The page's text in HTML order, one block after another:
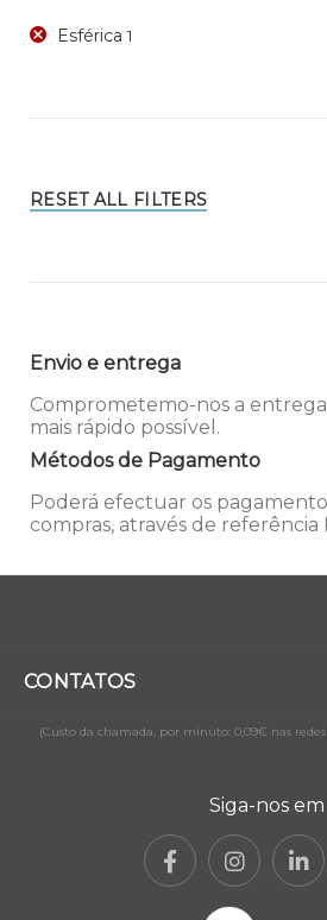
Esférica 1
RESET ALL FILTERS
Envio e entrega
Comprometemo-nos a
mais rápido possível.
Métodos de Pagamento
Poderá efectuar os
compras, através de
CONTATOS
(Custo da chamada, por minuto: 0,09€ nas redes
Siga-nos em